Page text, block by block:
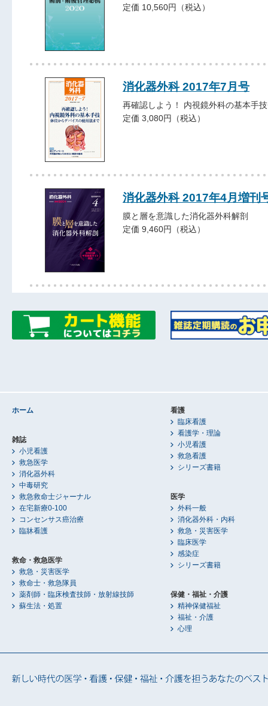
定価 10,560円（税込）
消化器外科 2017年7月号
再確認しよう！ 内視鏡外科の基本手
定価 3,080円（税込）
消化器外科 2017年4月増刊
膜と層を意識した消化器外科解剖
定価 9,460円（税込）
ホーム
雑誌
小児看護
救急医学
消化器外科
中毒研究
救急救命士ジャーナル
在宅新療0-100
コンセンサス癌治療
臨牀看護
救命・救急医学
救急・災害医学
救命士・救急隊員
薬剤師・臨床検査技師・放射線技師
蘇生法・処置
看護
臨床看護
看護学・理論
小児看護
救急看護
シリーズ書籍
医学
外科一般
消化器外科・内科
救急・災害医学
臨床医学
感染症
シリーズ書籍
保健・福祉・介護
精神保健福祉
福祉・介護
心理